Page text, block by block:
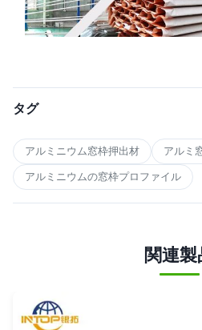
タグ
アルミニウム窓枠押出材 アルミ
アルミニウムの窓枠プロファイル
関連製